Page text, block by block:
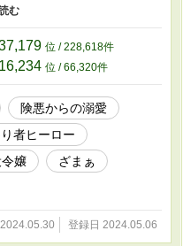
突してしまう。 そして、マ
のは、娼館の主人であるロ
ライス伯爵家の三男だと皆を
。 R18には※をしています。
位 / 228,618件
16,234 位 / 66,320件
険悪からの溺愛
者ヒーロー
嬢
ざまぁ
登録日 2024.05.06